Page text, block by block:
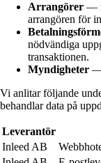
Arrangörer —
arrangören för
nödvändiga
transaktionen.
Myndigheter —
Vi anlitar följande
behandlar data på
Leverantör
Inleed AB